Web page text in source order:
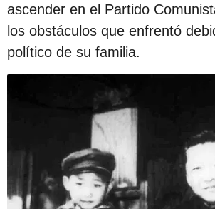
ascender en el Partido
los obstáculos que enfrentó
político de su familia.